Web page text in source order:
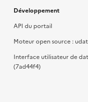
Développement
API du portail
Moteur open source :
Interface utilisateur de
(7ad44f4)